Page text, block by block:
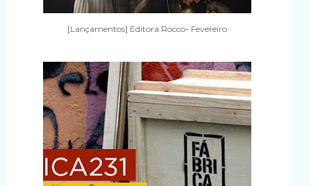
[Lançamentos] Editora Rocco- Fevereiro